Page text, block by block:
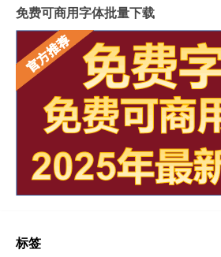
免费可商用字体批量下载
标签